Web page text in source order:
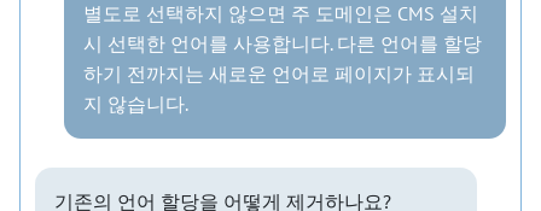
별도로 선택하지 않으면 주 도메인은 CMS 설치
시 선택한 언어를 사용합니다. 다른 언어를 할당
하기 전까지는 새로운 언어로 페이지가 표시되
지 않습니다.
기존의 언어 할당을 어떻게 제거하나요?